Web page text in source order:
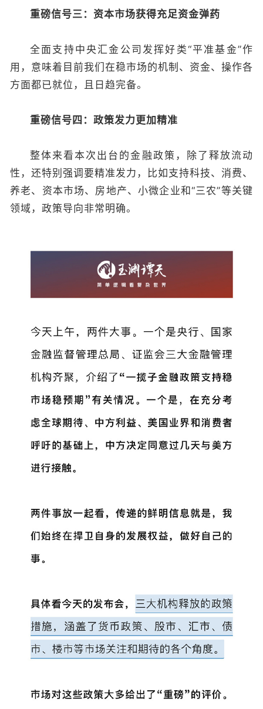
重磅信号三：资本市场获得充足资金弹药
全面支持中央汇金公司发挥好类“平准基金”作
用，意味着目前我们在稳市场的机制、资金、操作各
方面都已就位，且日趋完备。
重磅信号四：政策发力更加精准
整体来看本次出台的金融政策，除了释放流动
性，还特别强调要精准发力，比如支持科技、消费、
养老、资本市场、房地产、小微企业和“三农”等关键
领域，政策导向非常明确。